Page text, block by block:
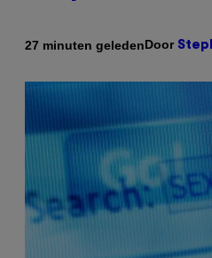
27 minuten geledenDoor